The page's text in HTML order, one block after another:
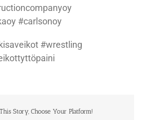
#carlsonoy
#wrestling
Story, Choose Your Platform!